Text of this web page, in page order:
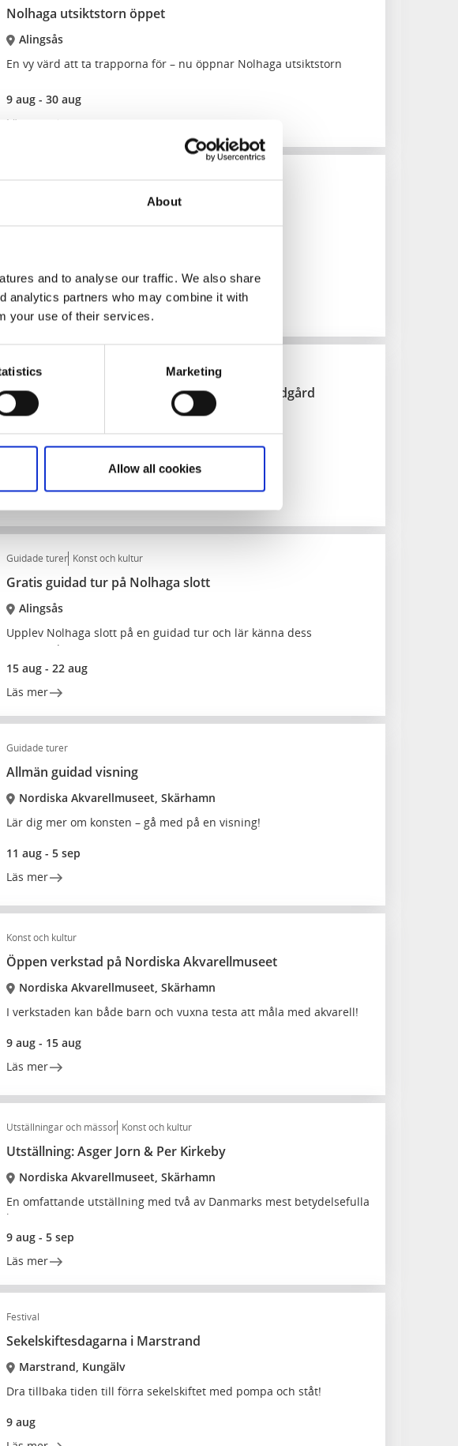
About
and to analyse our traffic. We also share
analytics partners who may combine it with
your use of their services.
Marketing
Allow all cookies
Nolhaga utsiktstorn öppet
Alingsås
En vy värd att ta trapporna för – nu öppnar Nolhaga utsiktstorn
9 aug - 30 aug
Läs mer
Guidade turer
Guidad tur, promenad i Klåva hamn, Hönö
Hönö
9 aug - 16 aug
Läs mer
Guidade turer
Hela programmet: Nolhaga slott, park och trädgård
Nolhaga
Upptäck sommarens program i vackra Nolhaga!
Läs mer
Guidade turer Konst och kultur
Gratis guidad tur på Nolhaga slott
Alingsås
Upplev Nolhaga slott på en guidad tur och lär känna dess
spännande historia
15 aug - 22 aug
Läs mer
Guidade turer
Allmän guidad visning
Nordiska Akvarellmuseet, Skärhamn
Lär dig mer om konsten – gå med på en visning!
11 aug - 5 sep
Läs mer
Konst och kultur
Öppen verkstad på Nordiska Akvarellmuseet
Nordiska Akvarellmuseet, Skärhamn
I verkstaden kan både barn och vuxna testa att måla med akvarell!
9 aug - 15 aug
Läs mer
Utställningar och mässor Konst och kultur
Utställning: Asger Jorn & Per Kirkeby
Nordiska Akvarellmuseet, Skärhamn
En omfattande utställning med två av Danmarks mest betydelsefulla
konstnärer.
9 aug - 5 sep
Läs mer
Festival
Sekelskiftesdagarna i Marstrand
Marstrand, Kungälv
Dra tillbaka tiden till förra sekelskiftet med pompa och ståt!
9 aug